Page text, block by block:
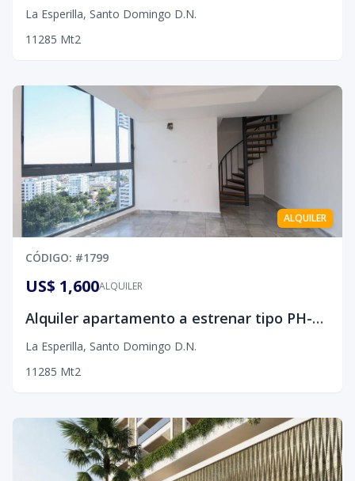
La Esperilla, Santo Domingo D.N.
1 1 285 Mt2
ALQUILER
CÓDIGO: #1799
ALQUILER
US$ 1,600
Alquiler apartamento a estrenar tipo PH-La Esperilla, D.N
La Esperilla, Santo Domingo D.N.
1 1 285 Mt2